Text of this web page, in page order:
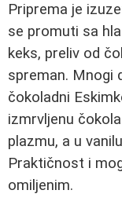
Priprema je
se promuti sa
keks, preliv od
spreman. Mnogi
čokoladni
izmrvljenu
plazmu, a u
Praktičnost i
omiljenim.